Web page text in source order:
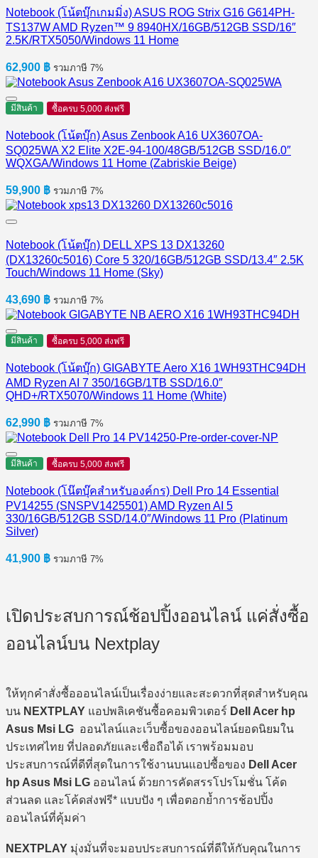
Notebook (โน้ตบุ๊กเกมมิ่ง) ASUS ROG Strix G16 G614PH-
TS137W AMD Ryzen™ 9 8940HX/16GB/512GB SSD/16″
2.5K/RTX5050/Windows 11 Home
62,900 ฿ รวมภาษี 7%
มีสินค้า ซื้อครบ 5,000 ส่งฟรี
Notebook (โน้ตบุ๊ก) Asus Zenbook A16 UX3607OA-
SQ025WA X2 Elite X2E-94-100/48GB/512GB SSD/16.0″
WQXGA/Windows 11 Home (Zabriskie Beige)
59,900 ฿ รวมภาษี 7%
Notebook (โน้ตบุ๊ก) DELL XPS 13 DX13260
(DX13260c5016) Core 5 320/16GB/512GB SSD/13.4″ 2.5K
Touch/Windows 11 Home (Sky)
43,690 ฿ รวมภาษี 7%
มีสินค้า ซื้อครบ 5,000 ส่งฟรี
Notebook (โน้ตบุ๊ก) GIGABYTE Aero X16 1WH93THC94DH
AMD Ryzen AI 7 350/16GB/1TB SSD/16.0″
QHD+/RTX5070/Windows 11 Home (White)
62,990 ฿ รวมภาษี 7%
มีสินค้า ซื้อครบ 5,000 ส่งฟรี
Notebook (โน๊ตบุ๊คสำหรับองค์กร) Dell Pro 14 Essential
PV14255 (SNSPV1425501) AMD Ryzen AI 5
330/16GB/512GB SSD/14.0″/Windows 11 Pro (Platinum
Silver)
41,900 ฿ รวมภาษี 7%
เปิดประสบการณ์ช้อปปิ้งออนไลน์ แค่สั่งซื้อ
ออนไลน์บน Nextplay
ให้ทุกคำสั่งซื้อออนไลน์เป็นเรื่องง่ายและสะดวกที่สุดสำหรับคุณ
บน NEXTPLAY แอปพลิเคชันซื้อคอมพิวเตอร์ Dell Acer hp
Asus Msi LG ออนไลน์และเว็บซื้อของออนไลน์ยอดนิยมใน
ประเทศไทย ที่ปลอดภัยและเชื่อถือได้ เราพร้อมมอบ
ประสบการณ์ที่ดีที่สุดในการใช้งานบนแอปซื้อของ Dell Acer
hp Asus Msi LG ออนไลน์ ด้วยการคัดสรรโปรโมชั่น โค้ด
ส่วนลด และโค้ดส่งฟรี* แบบปัง ๆ เพื่อตอกย้ำการช้อปปิ้ง
ออนไลน์ที่คุ้มค่า
NEXTPLAY มุ่งมั่นที่จะมอบประสบการณ์ที่ดีให้กับคุณในการ